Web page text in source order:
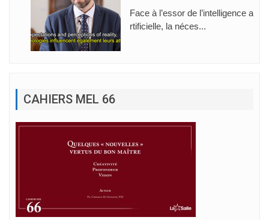
Face à l’essor de l’intelligence a
rtificielle, la néces...
CAHIERS MEL 66